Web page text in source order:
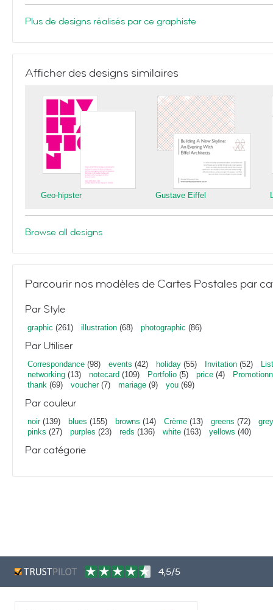
Plus de designs réalisés par ce graphiste
Afficher des designs similaires
Geo-hipster Gustave Eiffel
Browse all designs
Parcourir nos modèles de Cartes Postales par
Par Style
graphic (261) illustration (68) photographic (86)
Par Utiliser
Correspondance (98) events (42) holiday (55) Invitation (52)
networking (13) notecard (109) Portfolio (5) price (4)
thank (69) voucher(7) mariage (9) you (69)
Par couleur
noir(139) blues (155) browns (14) Crème (13) greens (72)
pinks (27) purples (23) reds (136) white (163) yellows (40)
Par catégorie
4,5/5